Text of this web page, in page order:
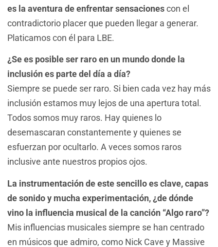
es la aventura de enfrentar sensacionescon el
contradictorio placer que pueden llegar a generar.
Platicamos con él para LBE.
¿Se es posible ser raro en un mundo donde la
inclusión es parte del día a día?
Siempre se puede ser raro. Si bien cada vez hay más
inclusión estamos muy lejos de una apertura total.
Todos somos muy raros. Hay quienes lo
desemascaran constantemente y quienes se
esfuerzan por ocultarlo. A veces somos raros
inclusive ante nuestros propios ojos.
La instrumentación de este sencillo es clave, capas
de sonido y mucha experimentación, ¿de dónde
vino la influencia musical de la canción “Algo raro”?
Mis influencias musicales siempre se han centrado
en músicos que admiro, como Nick Cave y Massive